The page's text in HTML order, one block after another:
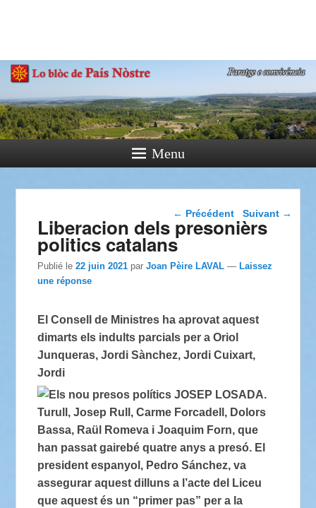
Paratge e Convivència
Menu
Navigation dans les
articles
← Précédent Suivant →
Liberacion dels presonièrs
politics catalans
Publié le22 juin 2021 parJoan Pèire LAVAL —Laissez
une réponse
El Consell de Ministres ha aprovat aquest
dimarts els indults parcials per a Oriol
Junqueras, Jordi Sànchez, Jordi Cuixart,
Jordi
Turull, Josep Rull, Carme Forcadell, Dolors
Bassa, Raül Romeva i Joaquim Forn, que
han passat gairebé quatre anys a presó. El
president espanyol, Pedro Sánchez, va
assegurar aquest dilluns a l’acte del Liceu
que aquest és un “primer pas” per a la